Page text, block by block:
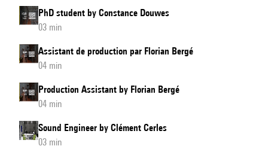
PhD student by Constance Douwes
03 min
Assistant de production par Florian Bergé
04 min
Production Assistant by Florian Bergé
04 min
Sound Engineer by Clément Cerles
03 min